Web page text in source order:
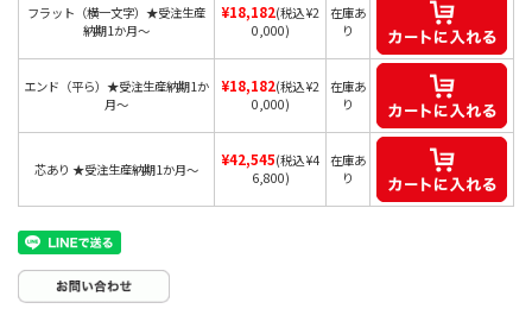
フラット（横一文字）★受注生産
納期1か月～
¥18,182(税込 ¥2
0,000)
在庫あ
り
エンド（平ら）★受注生産納期1か
月～
¥18,182(税込 ¥2
0,000)
在庫あ
り
芯あり ★受注生産納期1か月～
¥42,545(税込 ¥4
6,800)
在庫あ
り